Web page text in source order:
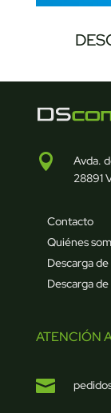

Avda.
28891
Contacto
Quiénes
Descarga
Descarga
ATENCIÓN
